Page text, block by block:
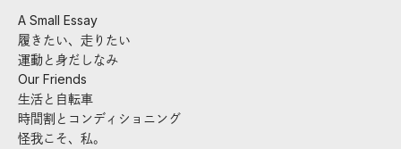
A Small Essay
履きたい、走りたい
運動と身だしなみ
Our Friends
生活と自転車
時間割とコンディショニング
怪我こそ、私。